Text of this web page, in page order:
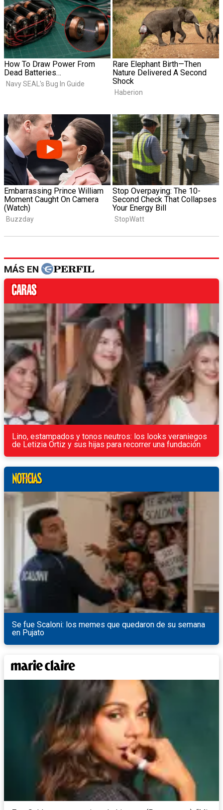
MÁS EN
Lino, estampados y tonos neutros: los looks veraniegos
de Letizia Ortiz y sus hijas para recorrer una fundación
Se fue Scaloni: los memes que quedaron de su semana
en Pujato